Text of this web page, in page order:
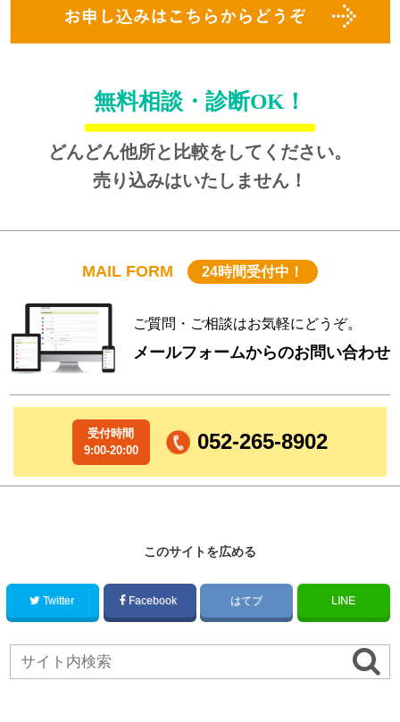
無料相談・診断OK！
どんどん他所と比較をしてください。
売り込みはいたしません！
MAIL FORM 24時間受付中！
ご質問・ご相談はお気軽にどうぞ。
メールフォームからのお問い合わせ
受付時間
9:00-20:00
052-265-8902
このサイトを広める
Twitter Facebook はてブ LINE